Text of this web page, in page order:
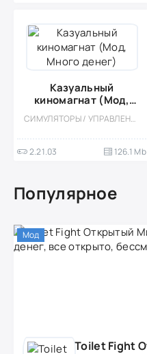
Казуальный
киномагнат (Мод,
Много денег)
СИМУЛЯТОРЫ / УПРАВЛЕНИЕ / ЭКОНОМИЧЕСКАЯ СТРАТЕГИЯ / КАЗУАЛЬНЫЕ / ОДНОПОЛЬЗОВАТЕЛЬСКИЕ / ОФЛАЙН / МОД / ВСТРОЕННЫЙ КЕШ / МАЛЕНЬКАЯ
2.21.03 126.1 Mb
Популярное
Мод